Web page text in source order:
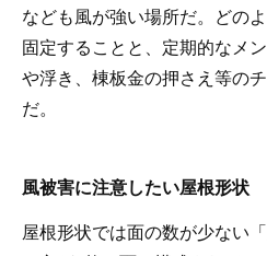
なども風が強い場所だ。どの
固定することと、定期的なメ
や浮き、棟板金の押さえ等の
だ。
風被害に注意したい屋根形状
屋根形状では面の数が少ない